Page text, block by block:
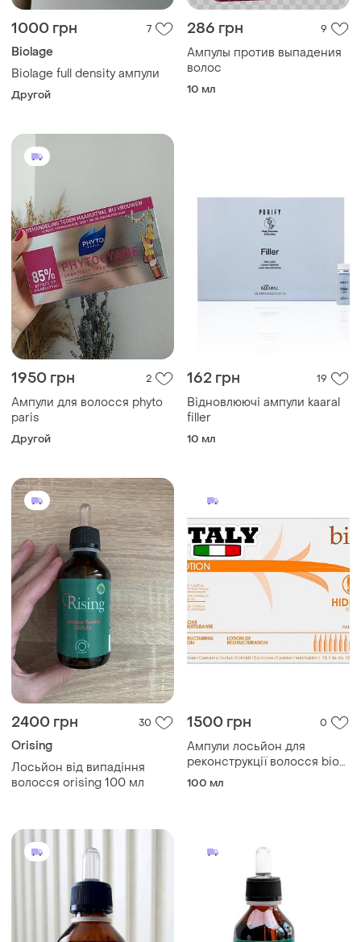
1000 грн 7
Biolage
Biolage full density ампули
Другой
286 грн 9
Ампулы против выпадения
волос
10 мл
1950 грн 2
Ампули для волосся phyto
paris
Другой
162 грн 19
Відновлюючі ампули kaaral
filler
10 мл
2400 грн 30
Orising
Лосьйон від випадіння
волосся orising 100 мл
1500 грн 0
Ампули лосьйон для
реконструкції волосся bio
hidra lotion 10 ампул в одній
100 мл